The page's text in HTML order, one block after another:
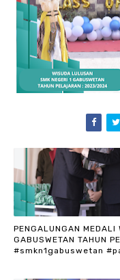
PENGALUNGAN MEDALI
GABUSWETAN TAHUN
#smkn1gabuswetan